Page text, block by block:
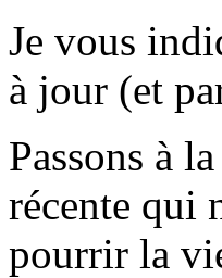
Je vous
à jour (et
Passons à
récente qui
pourrir la